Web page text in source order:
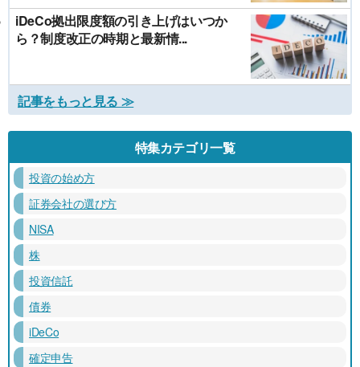
iDeCo拠出限度額の引き上げはいつか
ら？制度改正の時期と最新情...
記事をもっと見る ≫
特集カテゴリ一覧
投資の始め方
証券会社の選び方
NISA
株
投資信託
債券
iDeCo
確定申告